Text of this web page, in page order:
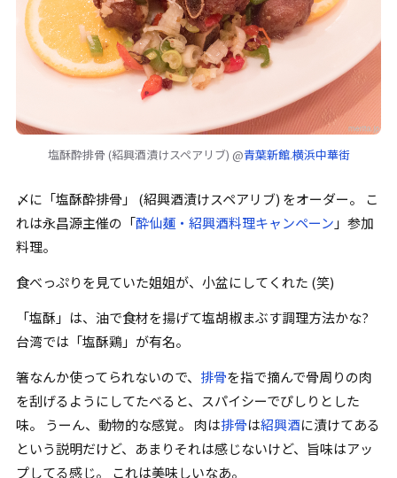
塩酥酔排骨 (紹興酒漬けスペアリブ) @青葉新館.横浜中華街
〆に 「塩酥酔排骨 」
(紹興酒漬けスペアリブ) をオーダー。 こ
れは永昌源主催の 「酔仙麺・紹興酒料理キャンペーン 」 参加
料理。
食べっぷりを見ていた姐姐が、小盆にしてくれた (笑)
「塩酥 」 は、油で食材を揚げて塩胡椒まぶす調理方法かな?
台湾では 「塩酥鶏」 が有名。
箸なんか使ってられないので、 排骨を指で摘んで骨周りの肉
を刮げるようにしてたべると、スパイシーでぴしりとした
味。 うーん、動物的な感覚。 肉は排骨は紹興酒に漬けてある
という説明だけど、あまりそれは感じないけど、旨味はアッ
プしてる感じ。 これは美味しいなあ。